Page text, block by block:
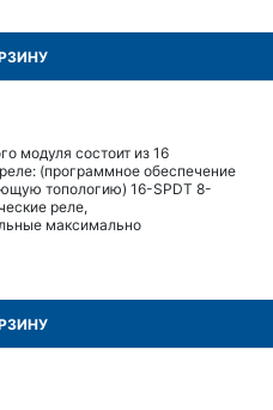
модуля состоит из 16
(программное обеспечение
топологию) 16-SPDT 8-
реле,
максимально